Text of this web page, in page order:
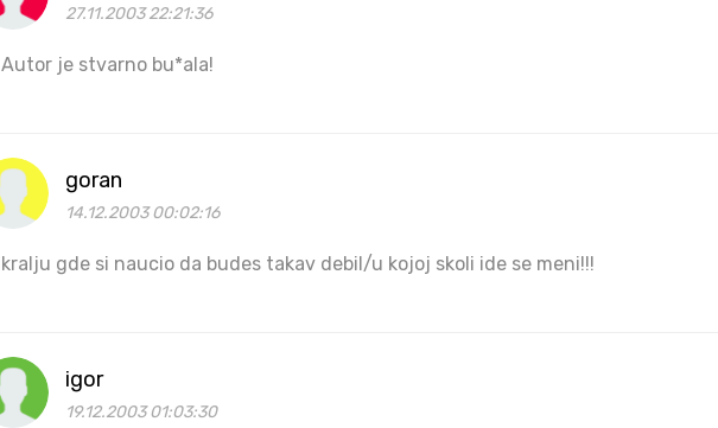
27.11.2003 22:21:36
Autor je stvarno bu*ala!
goran
14.12.2003 00:02:16
kralju gde si naucio da budes takav debil/u kojoj skoli ide se meni!!!
igor
19.12.2003 01:03:30